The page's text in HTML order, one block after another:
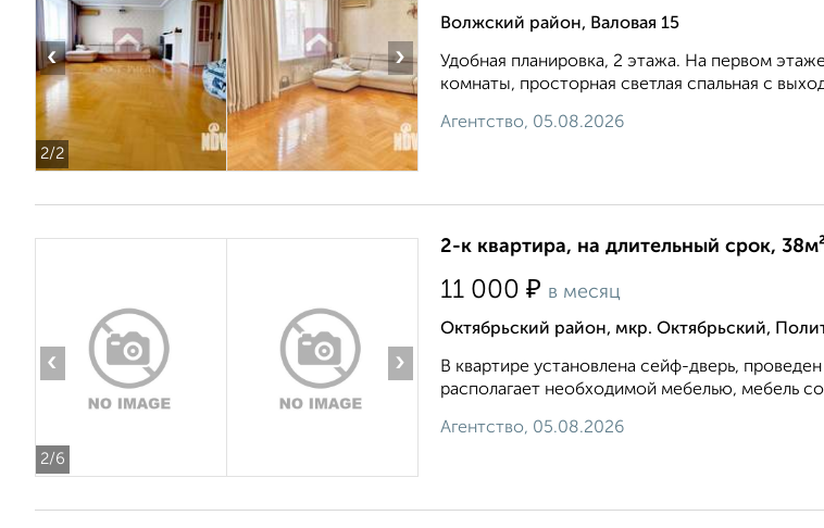
2/2
‹ ›
Волжский район, Валовая 15
Удобная планировка, 2 этажа. На первом
комнаты, просторная светлая спальная с
Агентство, 05.08.2026
2/6
‹ ›
2-к квартира, на длительный срок,
11 000 ₽ в месяц
Октябрьский район, мкр. Октябрьский,
В квартире установлена сейф-дверь,
располагает необходимой мебелью, мебель
Агентство, 05.08.2026